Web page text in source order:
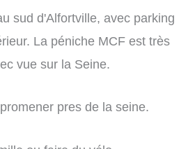
sud d'Alfortville, avec parking
La péniche MCF est très
vue sur la Seine.
pres de la seine.